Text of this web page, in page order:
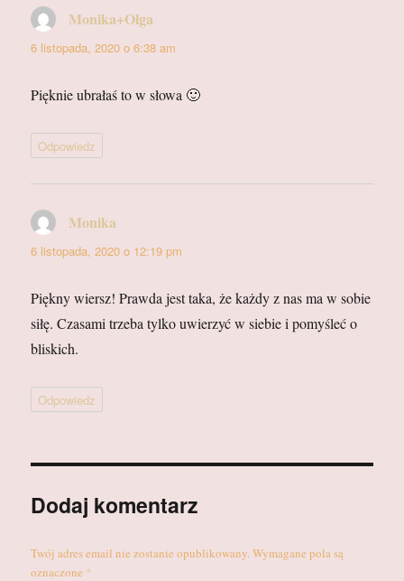
Monika+Olga
6 listopada, 2020 o 6:38 am
Pięknie ubrałaś to w słowa 🙂
Odpowiedz
Monika
6 listopada, 2020 o 12:19 pm
Piękny wiersz! Prawda jest taka, że każdy z nas ma w sobie
siłę. Czasami trzeba tylko uwierzyć w siebie i pomyśleć o
bliskich.
Odpowiedz
Dodaj komentarz
Twój adres email nie zostanie opublikowany.Wymagane pola są
oznaczone *